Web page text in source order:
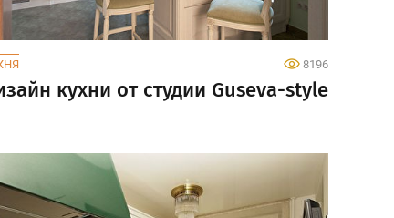
8196
кухни от студии Guseva-style